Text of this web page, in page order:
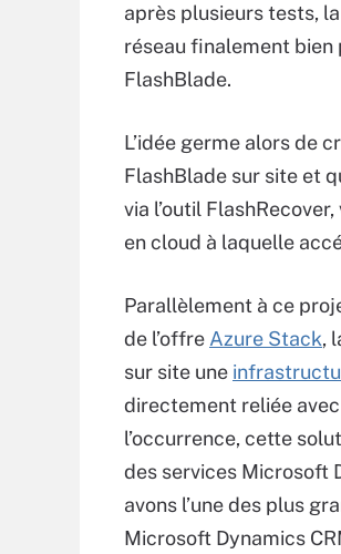
après plusieurs tests,
réseau finalement bien
FlashBlade.
L’idée germe alors de
FlashBlade sur site et
via l’outil
en cloud à laquelle
Parallèlement à ce
de l’offre Azure Stack,
sur site une
directement reliée
l’occurrence, cette
des services Microsoft
avons l’une des plus
Microsoft Dynamics